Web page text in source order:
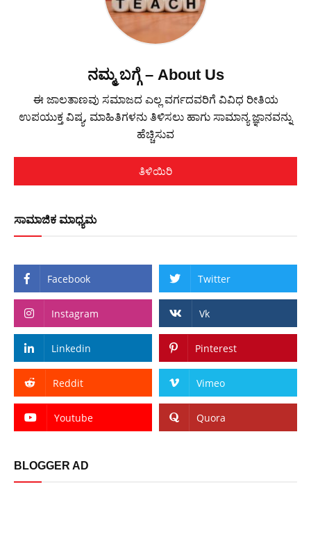
ನಮ್ಮ ಬಗ್ಗೆ – About Us
ಈ ಜಾಲತಾಣವು ಸಮಾಜದ ಎಲ್ಲ ವರ್ಗದವರಿಗೆ ವಿವಿಧ ರೀತಿಯ
ಉಪಯುಕ್ತ ವಿಷ್ಯ, ಮಾಹಿತಿಗಳನು ತಿಳಿಸಲು ಹಾಗು ಸಾಮಾನ್ಯ ಜ್ಞಾನವನ್ನು
ಹೆಚ್ಚಿಸುವ
ತಿಳಿಯಿರಿ
ಸಾಮಾಜಿಕ ಮಾಧ್ಯಮ
Facebook Twitter
Instagram Vk
Linkedin Pinterest
Reddit Vimeo
Youtube Quora
BLOGGER AD